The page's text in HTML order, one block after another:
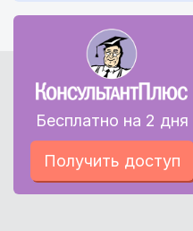
Бесплатно на 2 дня
Получить доступ
Перед